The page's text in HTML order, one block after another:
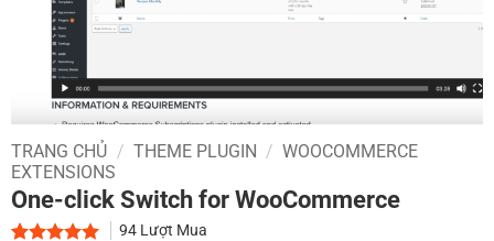
TRANG CHỦ / THEME PLUGIN / WOOCOMMERCE
EXTENSIONS
One-click Switch for WooCommerce
94Lượt Mua